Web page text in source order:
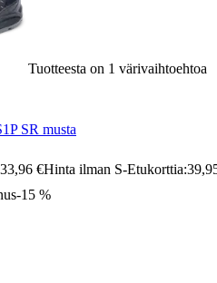
Tuotteesta on 1 värivaihtoehtoa
SR musta
33,96 €Hinta ilman S-Etukorttia:
-15 %